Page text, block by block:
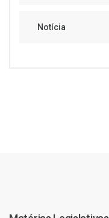
Notícia